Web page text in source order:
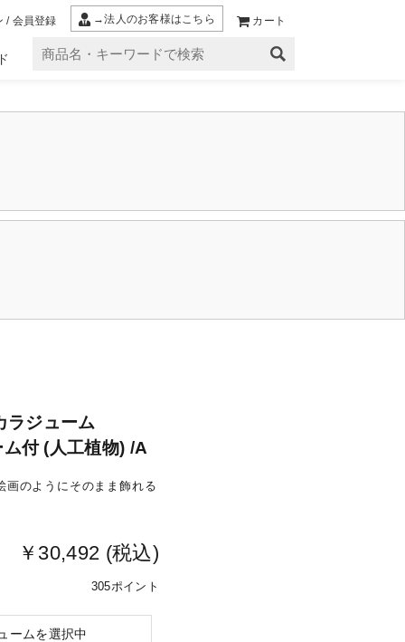
/ 会員登録 →法人のお客様はこちら カート
ラジューム
付 (人工植物) /A
画のようにそのまま飾れる
￥30,492 (税込)
305ポイント
ームを選択中